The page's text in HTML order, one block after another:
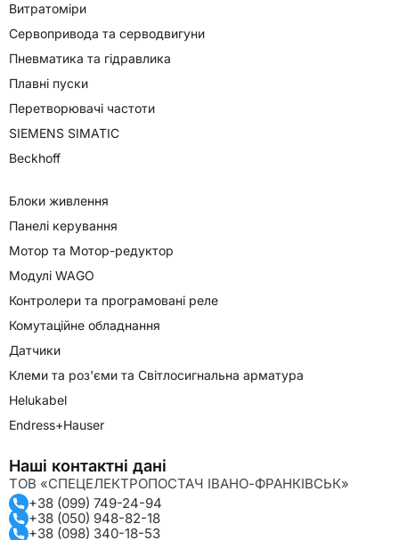
Витратоміри
Сервопривода та серводвигуни
Пневматика та гідравлика
Плавні пуски
Перетворювачі частоти
SIEMENS SIMATIC
Beckhoff
Блоки живлення
Панелі керування
Мотор та Мотор-редуктор
Модулі WAGO
Контролери та програмовані реле
Комутаційне обладнання
Датчики
Клеми та роз'єми та Світлосигнальна арматура
Helukabel
Endress+Hauser
Наші контактні дані
ТОВ «СПЕЦЕЛЕКТРОПОСТАЧ ІВАНО-ФРАНКІВСЬК»
+38 (099) 749-24-94
+38 (050) 948-82-18
+38 (098) 340-18-53